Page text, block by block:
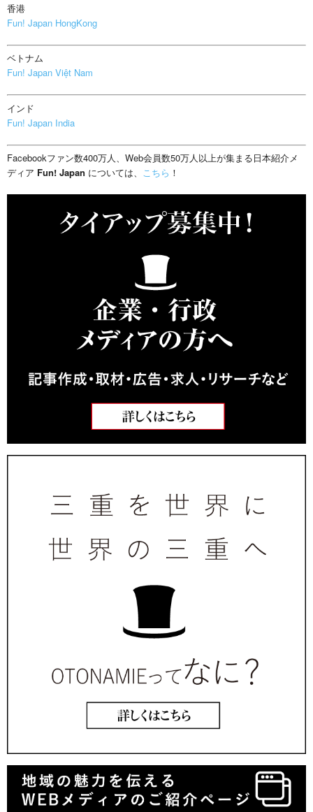
香港
Fun! Japan HongKong
ベトナム
Fun! Japan Việt Nam
インド
Fun! Japan India
Facebookファン数400万人、Web会員数50万人以上が集まる日本紹介メ
ディア Fun! Japan については、 こちら ！